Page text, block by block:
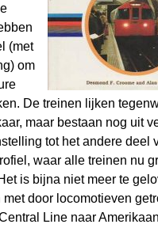
(met
om
De treinen lijken
maar bestaan nog uit
tot het andere deel
waar alle treinen nu
is bijna niet meer te
door locomotieven
Line naar